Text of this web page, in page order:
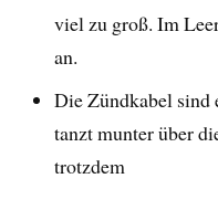
viel zu groß. Im
an.
Die Zündkabel
tanzt munter über
trotzdem